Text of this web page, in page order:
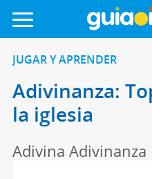
JUGAR Y APRENDER
Adivinanza:
la iglesia
Adivina Adivinanza